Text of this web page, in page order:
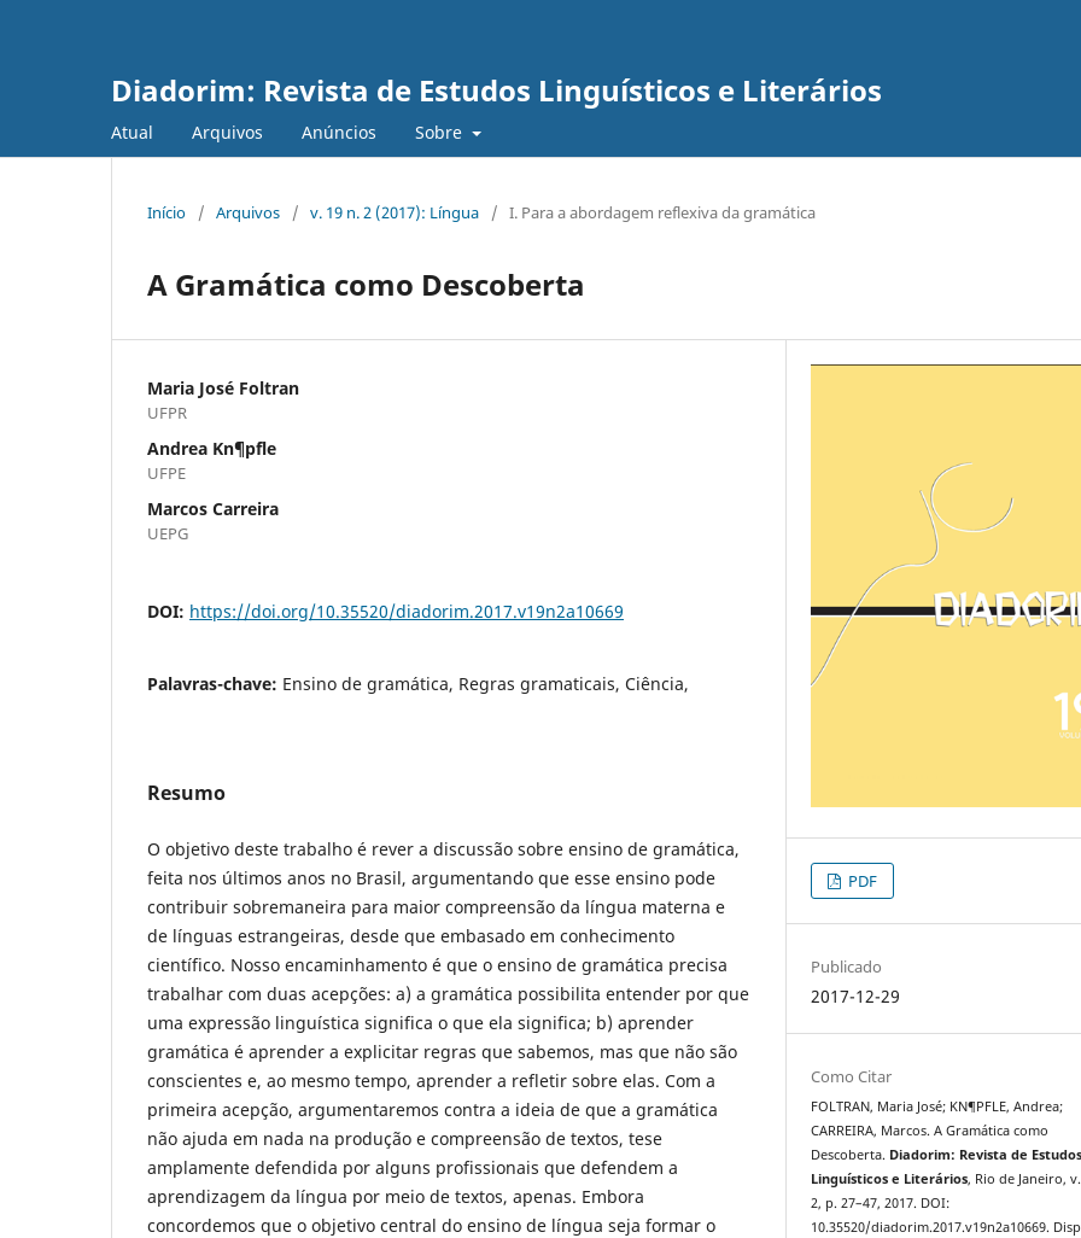
Diadorim: Revista de Estudos Linguísticos e Literários
Atual Arquivos Anúncios Sobre
Início / Arquivos / v. 19 n. 2 (2017): Língua / I. Para a abordagem reflexiva da gramática
A Gramática como Descoberta
Maria José Foltran
UFPR
Andrea Kn¶pfle
UFPE
Marcos Carreira
UEPG
DOI: https://doi.org/10.35520/diadorim.2017.v19n2a10669
Palavras-chave: Ensino de gramática, Regras gramaticais, Ciência,
Resumo
O objetivo deste trabalho é rever a discussão sobre ensino de gramática,
feita nos últimos anos no Brasil, argumentando que esse ensino pode
contribuir sobremaneira para maior compreensão da língua materna e
de línguas estrangeiras, desde que embasado em conhecimento
científico. Nosso encaminhamento é que o ensino de gramática precisa
trabalhar com duas acepções: a) a gramática possibilita entender por que
uma expressão linguística significa o que ela significa; b) aprender
gramática é aprender a explicitar regras que sabemos, mas que não são
conscientes e, ao mesmo tempo, aprender a refletir sobre elas. Com a
primeira acepção, argumentaremos contra a ideia de que a gramática
não ajuda em nada na produção e compreensão de textos, tese
amplamente defendida por alguns profissionais que defendem a
aprendizagem da língua por meio de textos, apenas. Embora
concordemos que o objetivo central do ensino de língua seja formar o
PDF
Publicado
2017-12-29
Como Citar
FOLTRAN, Maria José; KN¶PFLE, Andrea;
CARREIRA, Marcos. A Gramática como
Descoberta. Diadorim: Revista de Estudos
Linguísticos e Literários, Rio de Janeiro,
2, p. 27–47, 2017. DOI:
10.35520/diadorim.2017.v19n2a10669.